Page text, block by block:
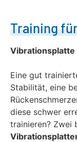
Training
Vibrationsplatte
Eine gut
Stabilität, eine
diese schwer
trainieren? Zwei